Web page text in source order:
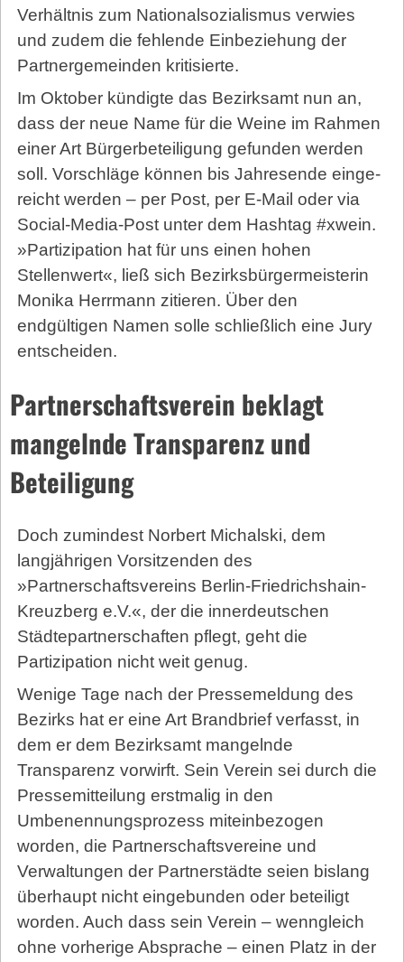
Verhältnis zum Nationalsozialismus verwies
und zudem die fehlende Einbeziehung der
Partnergemeinden kritisierte.
Im Oktober kündigte das Bezirksamt nun an,
dass der neue Name für die Weine im Rahmen
einer Art Bürgerbeteiligung gefunden werden
soll. Vorschläge können bis Jahresende ein­ge­
reicht werden – per Post, per E-Mail oder via
Social-Media-Post unter dem Hashtag #xwein.
»Partizipation hat für uns einen hohen
Stellenwert«, ließ sich Bezirksbürgermeisterin
Monika Herrmann zitieren. Über den
endgültigen Namen solle schließlich eine Jury
entscheiden.
Partnerschaftsverein beklagt
mangelnde Transparenz und
Beteiligung
Doch zumindest Norbert Michalski, dem
langjährigen Vorsitzenden des
»Partnerschaftsvereins Berlin-Friedrichshain-
Kreuzberg e.V.«, der die innerdeutschen
Städtepartnerschaften pflegt, geht die
Partizipation nicht weit genug.
Wenige Tage nach der Pressemeldung des
Bezirks hat er eine Art Brandbrief verfasst, in
dem er dem Bezirksamt mangelnde
Transparenz vorwirft. Sein Verein sei durch die
Pressemitteilung erstmalig in den
Umbenennungsprozess miteinbezogen
worden, die Partnerschaftsvereine und
Verwaltungen der Partnerstädte seien bislang
überhaupt nicht eingebunden oder beteiligt
worden. Auch dass sein Verein – wenngleich
ohne vorherige Absprache – einen Platz in der